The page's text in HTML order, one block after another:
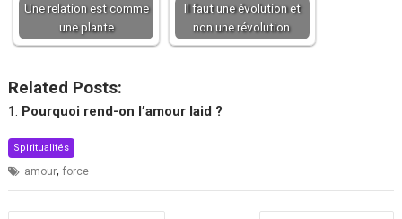
Une relation est comme
une plante
Il faut une évolution et
non une révolution
Related Posts:
Pourquoi rend-on l’amour laid ?
Spiritualités
amour,force